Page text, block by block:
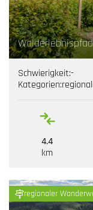
Schwierigkeit:-
Kategorien:
4.4
km
regionaler